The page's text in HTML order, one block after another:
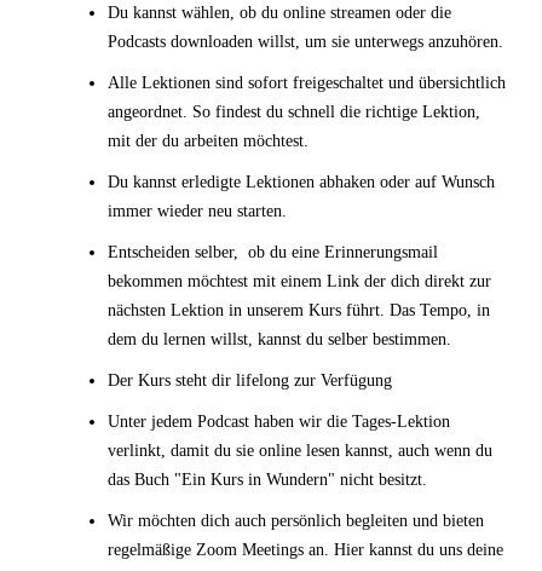
Du kannst wählen, ob du online streamen oder die
Podcasts downloaden willst, um sie unterwegs anzuhören.
Alle Lektionen sind sofort freigeschaltet und übersichtlich
angeordnet. So findest du schnell die richtige Lektion,
mit der du arbeiten möchtest.
Du kannst erledigte Lektionen abhaken oder auf Wunsch
immer wieder neu starten.
Entscheiden selber, ob du eine Erinnerungsmail
bekommen möchtest mit einem Link der dich direkt zur
nächsten Lektion in unserem Kurs führt. Das Tempo, in
dem du lernen willst, kannst du selber bestimmen.
Der Kurs steht dir lifelong zur Verfügung
Unter jedem Podcast haben wir die Tages-Lektion
verlinkt, damit du sie online lesen kannst, auch wenn du
das Buch "Ein Kurs in Wundern" nicht besitzt.
Wir möchten dich auch persönlich begleiten und bieten
regelmäßige Zoom Meetings an. Hier kannst du uns deine